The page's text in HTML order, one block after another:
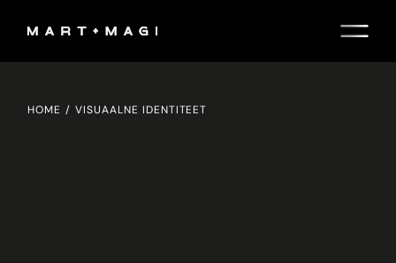
HOME VISUAALNE IDENTITEET